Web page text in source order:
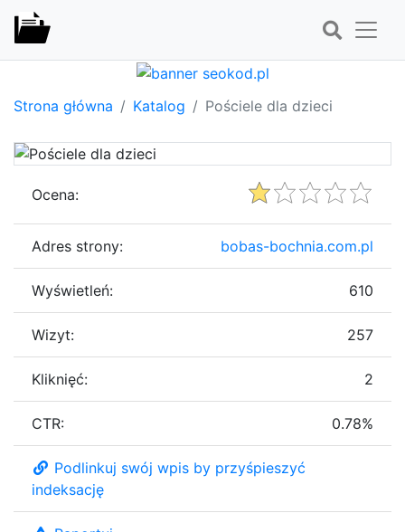
Strona główna Katalog Pościele dla dzieci
Ocena:
Adres strony: bobas-bochnia.com.pl
Wyświetleń: 610
Wizyt: 257
Kliknięć: 2
CTR: 0.78%
Podlinkuj swój wpis by przyśpieszyć
indeksację